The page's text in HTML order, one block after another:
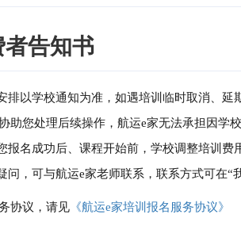
者告知书
排以学校通知为准，如遇培训临时取消、
助您处理后续操作，航运e家无法承担因学
报名成功后、课程开始前，学校调整培训
问，可与航运e家老师联系，联系方式可在
协议，请见 《航运e家培训报名服务协议》